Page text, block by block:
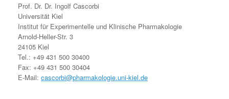
Prof. Dr. Dr. Ingolf Cascorbi
Universität Kiel
Institut für Experimentelle und Klinische Pharmakologie
Arnold-Heller-Str. 3
24105 Kiel
Tel.: +49 431 500 30400
Fax: +49 431 500 30404
E-Mail: cascorbi@pharmakologie.uni-kiel.de